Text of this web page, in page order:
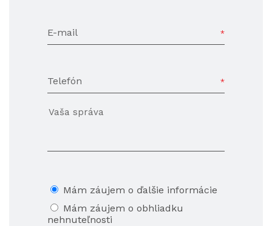
E-mail
Telefón
Mám záujem o ďalšie informácie
Mám záujem o obhliadku
nehnuteľnosti